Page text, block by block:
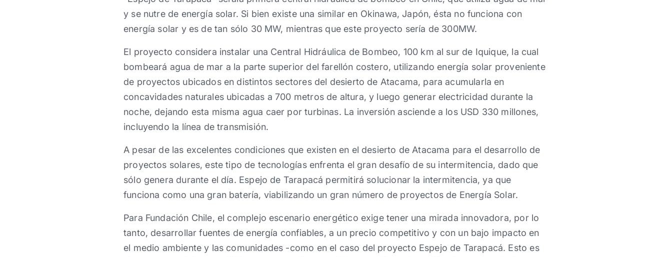
y se nutre de energía solar. Si bien existe una similar en Okinawa, Japón, ésta no funciona con
energía solar y es de tan sólo 30 MW, mientras que este proyecto sería de 300MW.
El proyecto considera instalar una Central Hidráulica de Bombeo, 100 km al sur de Iquique, la cual
bombeará agua de mar a la parte superior del farellón costero, utilizando energía solar proveniente
de proyectos ubicados en distintos sectores del desierto de Atacama, para acumularla en
concavidades naturales ubicadas a 700 metros de altura, y luego generar electricidad durante la
noche, dejando esta misma agua caer por turbinas. La inversión asciende a los USD 330 millones,
incluyendo la línea de transmisión.
A pesar de las excelentes condiciones que existen en el desierto de Atacama para el desarrollo de
proyectos solares, este tipo de tecnologías enfrenta el gran desafío de su intermitencia, dado que
sólo genera durante el día. Espejo de Tarapacá permitirá solucionar la intermitencia, ya que
funciona como una gran batería, viabilizando un gran número de proyectos de Energía Solar.
Para Fundación Chile, el complejo escenario energético exige tener una mirada innovadora, por lo
tanto, desarrollar fuentes de energía confiables, a un precio competitivo y con un bajo impacto en
el medio ambiente y las comunidades -como en el caso del proyecto Espejo de Tarapacá. Esto es